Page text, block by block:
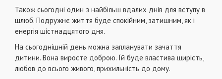
Також сьогодні один з найбільш вдалих днів для вступу в
шлюб. Подружнє життя буде спокійним, затишним, як і
енергія шістнадцятого дня.
На сьогоднішній день можна запланувати зачаття
дитини. Вона виросте доброю. Їй буде властива щирість,
любов до всього живого, прихильність до дому.